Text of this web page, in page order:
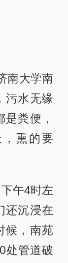
南大学南
污水无缘
粪便，
熏的要
午4时左
还沉浸在
候，南苑
处管道破